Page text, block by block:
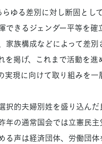
ゆる差別に対し断固とし
できるジェンダー平等を
家族構成などによって差
を掲げ、これまで活動を
実現に向けて取り組みを一
択的夫婦別姓を盛り込ん
年の通常国会では立憲民
る声は経済団体、労働団